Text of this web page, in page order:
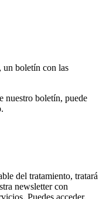
un boletín con las
nuestro boletín, puede
del tratamiento, tratará
newsletter con